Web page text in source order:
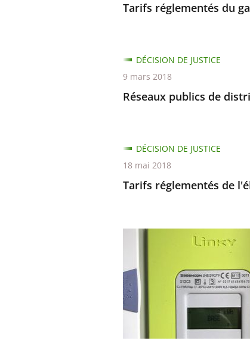
Tarifs réglementés du
Réseaux publics de
DÉCISION DE JUSTICE
9 mars 2018
Tarifs réglementés de
DÉCISION DE JUSTICE
18 mai 2018
compteurs
«
Linky